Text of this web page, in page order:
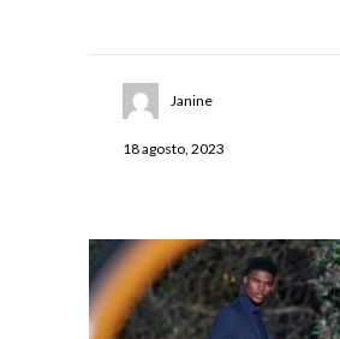
Janine
18 agosto, 2023